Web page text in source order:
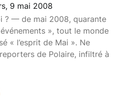
9 mai 2008
? — de mai 2008, quarante
», tout le monde
« l’esprit de Mai ». Ne
de Polaire, infiltré à